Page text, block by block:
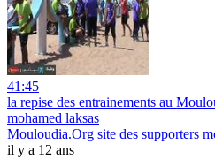
41:45
la repise des entrainements au
mohamed laksas
Mouloudia.Org site des supporters
il y a 12 ans